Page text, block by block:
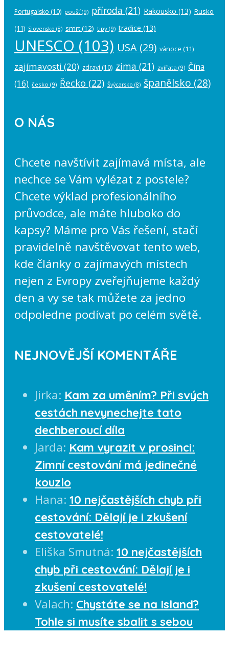
Portugalsko (10) poušť(9) příroda (21) Rakousko (13) Rusko
(11) Slovensko (8) smrt(12) tipy (9) tradice (13)
UNESCO (103) USA (29) vánoce (11)
zajímavosti (20) zdraví (10) zima (21) zvířata (9) Čína
(16) česko (9) Řecko (22) Švýcarsko (8) španělsko (28)
O NÁS
Chcete navštívit zajímavá místa, ale
nechce se Vám vylézat z postele?
Chcete výklad profesionálního
průvodce, ale máte hluboko do
kapsy? Máme pro Vás řešení, stačí
pravidelně navštěvovat tento web,
kde články o zajímavých místech
nejen z Evropy zveřejňujeme každý
den a vy se tak můžete za jedno
odpoledne podívat po celém světě.
NEJNOVĚJŠÍ KOMENTÁŘE
Jirka: Kam za uměním? Při svých
cestách nevynechejte tato
dechberoucí díla
Jarda: Kam vyrazit v prosinci:
Zimní cestování má jedinečné
kouzlo
Hana: 10 nejčastějších chyb při
cestování: Dělají je i zkušení
cestovatelé!
Eliška Smutná: 10 nejčastějších
chyb při cestování: Dělají je i
zkušení cestovatelé!
Valach: Chystáte se na Island?
Tohle si musíte sbalit s sebou